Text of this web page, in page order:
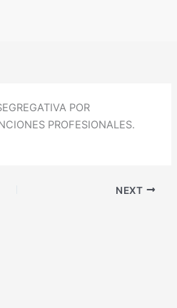
POR
PROFESIONALES.
NEXT